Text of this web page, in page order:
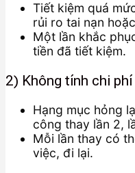
Tiết kiệm quá
rủi ro tai nạn
Một lần khắc
tiền đã tiết kiệm.
2) Không tính chi
Hạng mục hỏng
công thay lần 2,
Mỗi lần thay có
việc, đi lại.